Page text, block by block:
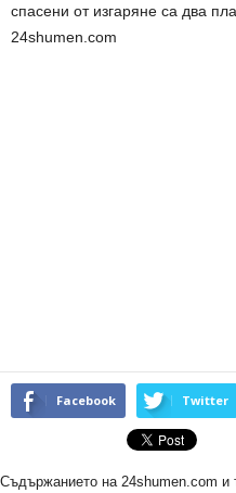
спасени от изгаряне са два
24shumen.com
Facebook Twitter
Съдържанието на 24shumen.com и